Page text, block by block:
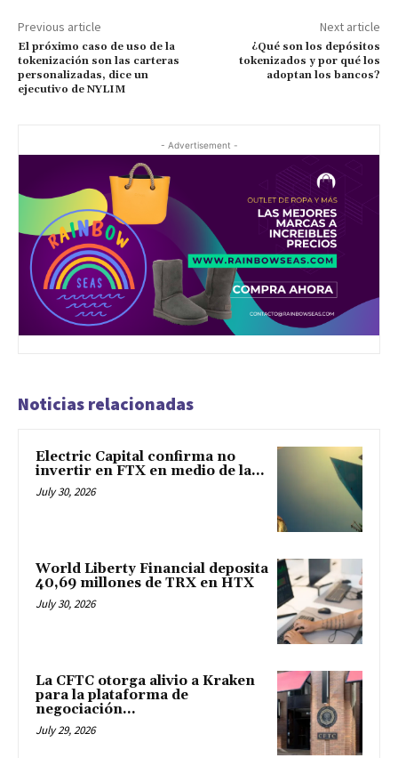
Previous article
El próximo caso de uso de la
tokenización son las carteras
personalizadas, dice un
ejecutivo de NYLIM
Next article
¿Qué son los depósitos
tokenizados y por qué los
adoptan los bancos?
- Advertisement -
Noticias relacionadas
Electric Capital confirma no
invertir en FTX en medio de la...
July 30, 2026
World Liberty Financial deposita
40,69 millones de TRX en HTX
July 30, 2026
La CFTC otorga alivio a Kraken
para la plataforma de
negociación...
July 29, 2026